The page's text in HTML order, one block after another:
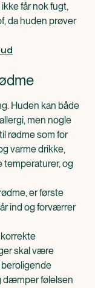
får nok fugt,
da huden prøver
Huden kan både
men nogle
rødme som for
varme drikke,
temperaturer, og
er første
ind og forværrer
skal være
dæmper følelsen